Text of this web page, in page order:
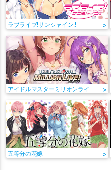
ラブライブ!サンシャイン!! >
アイドルマスターミリオンライブ! >
五等分の花嫁 >